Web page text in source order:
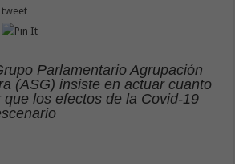
tweet
Parlamentario Agrupación
(ASG) insiste en actuar cuanto
los efectos de la Covid-19